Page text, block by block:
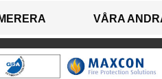
VÅRA